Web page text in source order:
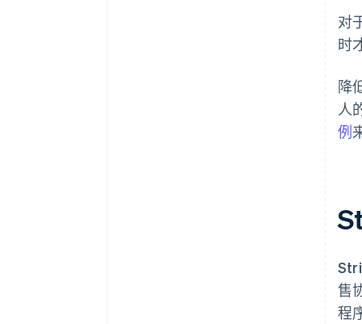
对
时
降
人
例
售
程